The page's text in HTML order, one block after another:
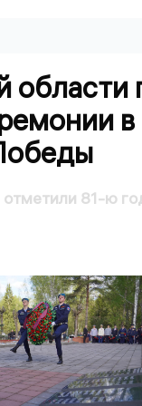
в
отметили 81-ю